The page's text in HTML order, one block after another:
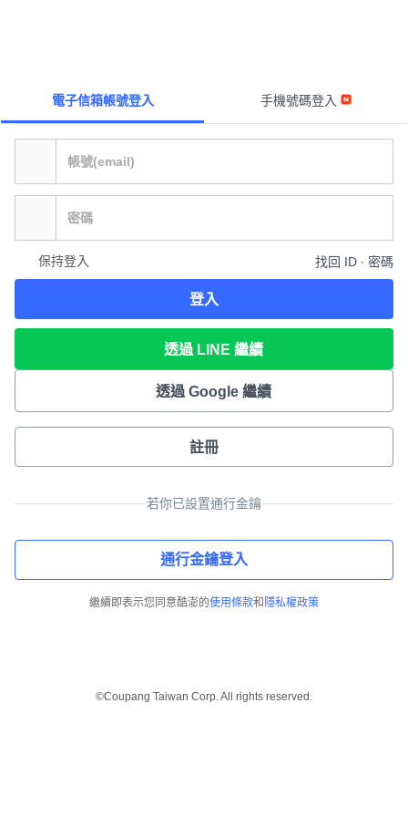
電子信箱帳號登入 手機號碼登入
保持登入 找回 ID ∙ 密碼
登入
透過 LINE 繼續
透過 Google 繼續
註冊
若你已設置通行金鑰
通行金鑰登入
繼續即表示您同意酷澎的使用條款和 隱私權政策
©Coupang Taiwan Corp. All rights reserved.